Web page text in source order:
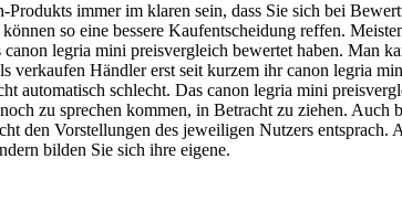
immer im klaren sein, dass Sie sich bei
so eine bessere Kaufentscheidung reffen.
legria mini preisvergleich bewertet haben. Man
verkaufen Händler erst seit kurzem ihr canon legria
automatisch schlecht. Das canon legria mini
zu sprechen kommen, in Betracht zu ziehen. Auch
den Vorstellungen des jeweiligen Nutzers entsprach.
bilden Sie sich ihre eigene.